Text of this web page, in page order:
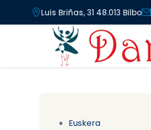
Pasar al contenido principal
Luis Briñas, 31 48.013 Bilbo
Euskera